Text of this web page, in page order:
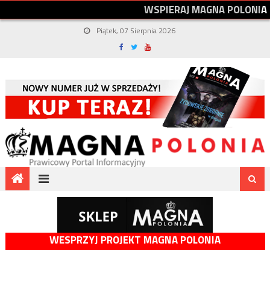
WSPIERAJMAGNAPOLONIA
Piątek, 07 Sierpnia 2026
WESPRZYJ PROJEKT MAGNA POLONIA